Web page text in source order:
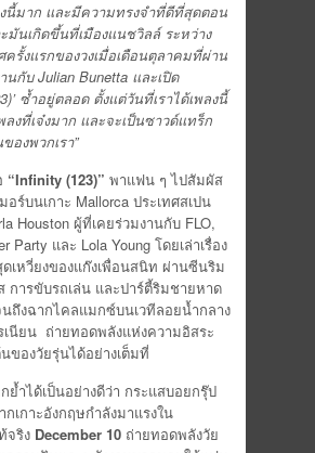
งนี้มาก และมีความทรงจำที่ดีที่สุดตอน
มันเกิดขึ้นที่เมืองแนชวิลล์ ระหว่าง
ครั้งแรกของวงเมื่อเดือนตุลาคมที่ผ่าน
นกับ Julian Bunetta และเปิด
ซ้ำอยู่ตลอด ตั้งแต่วันที่เราได้เพลงนี้
งที่เจ๋งมาก และจะเป็นซาวด์แทร็ก
องพวกเรา”
“Infinity (123)” พาแฟน ๆ ไปสัมผัส
อร์บนเกาะ Mallorca ประเทศสเปน
Houston ผู้ที่เคยร่วมงานกับ FLO,
Party และ Lola Young โดยเล่าเรื่อง
เหวี่ยงของแก๊งเพื่อนสนิท ผ่านซีนริม
การขับรถเล่น และปาร์ตี้ริมชายหาด
ถึงฉากไคลแมกซ์บนเวทีลอยน้ำกลาง
รเนียน ถ่ายทอดพลังแห่งความอิสระ
ของวัยรุ่นได้อย่างเต็มที่
ย้ำได้เป็นอย่างดีว่า กระแสบอยกรุ๊ป
กเกาะอังกฤษกำลังมาแรงใน
จริง December 10 ถ่ายทอดพลังวัย